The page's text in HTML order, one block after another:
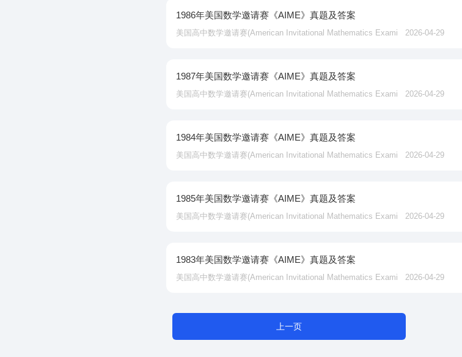
1986年美国数学邀请赛《AIME》真题及答案
美国高中数学邀请赛‌(American Invitational Mathematics Exami 2026-04-29
1987年美国数学邀请赛《AIME》真题及答案
美国高中数学邀请赛‌(American Invitational Mathematics Exami 2026-04-29
1984年美国数学邀请赛《AIME》真题及答案
美国高中数学邀请赛‌(American Invitational Mathematics Exami 2026-04-29
1985年美国数学邀请赛《AIME》真题及答案
美国高中数学邀请赛‌(American Invitational Mathematics Exami 2026-04-29
1983年美国数学邀请赛《AIME》真题及答案
美国高中数学邀请赛‌(American Invitational Mathematics Exami 2026-04-29
上一页